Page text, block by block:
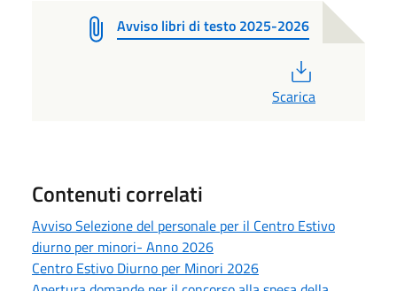
Avviso libri di testo 2025-2026
Scarica
Contenuti correlati
Avviso Selezione del personale per il Centro Estivo
diurno per minori- Anno 2026
Centro Estivo Diurno per Minori 2026